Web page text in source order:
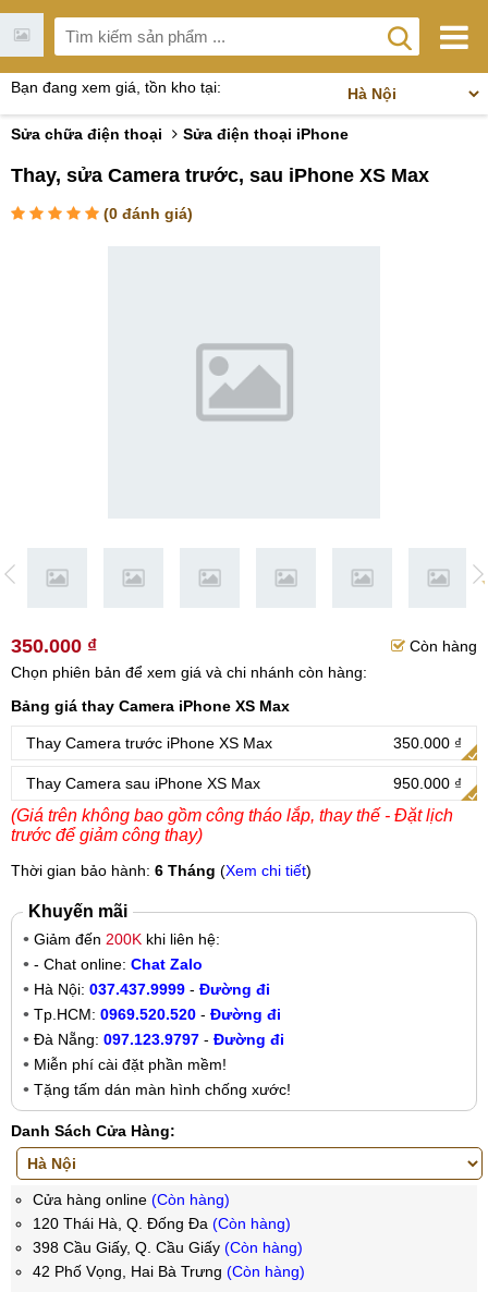
Bạn đang xem giá, tồn kho tại:
Sửa chữa điện thoại Sửa điện thoại iPhone
Thay, sửa Camera trước, sau iPhone XS Max
(0 đánh giá)
350.000 ₫
Còn hàng
Chọn phiên bản để xem giá và chi nhánh còn hàng:
Bảng giá thay Camera iPhone XS Max
Thay Camera trước iPhone XS Max 350.000 ₫
Thay Camera sau iPhone XS Max 950.000 ₫
(Giá trên không bao gồm công tháo lắp, thay thế - Đặt lịch
trước để giảm công thay)
Thời gian bảo hành: 6 Tháng (Xem chi tiết)
Khuyến mãi
Giảm đến 200K khi liên hệ:
- Chat online: Chat Zalo
Hà Nội: 037.437.9999 - Đường đi
Tp.HCM: 0969.520.520 - Đường đi
Đà Nẵng: 097.123.9797 - Đường đi
Miễn phí cài đặt phần mềm!
Tặng tấm dán màn hình chống xước!
Danh Sách Cửa Hàng:
Cửa hàng online (Còn hàng)
120 Thái Hà, Q. Đống Đa (Còn hàng)
398 Cầu Giấy, Q. Cầu Giấy (Còn hàng)
42 Phố Vọng, Hai Bà Trưng (Còn hàng)